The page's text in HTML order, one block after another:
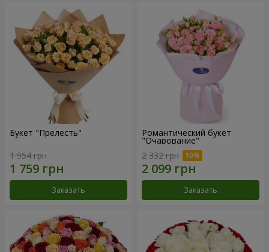
Букет "Прелесть"
1 954 грн
Заказать
Романтический букет
"Очарование"
2 332 грн
Заказать